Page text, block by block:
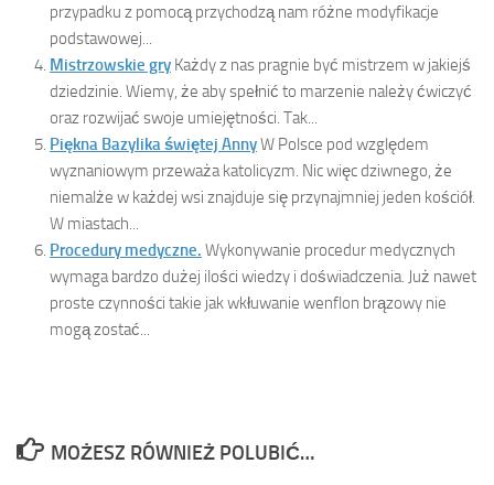
przypadku z pomocą przychodzą nam różne modyfikacje
podstawowej...
Mistrzowskie gry Każdy z nas pragnie być mistrzem w jakiejś
dziedzinie. Wiemy, że aby spełnić to marzenie należy ćwiczyć
oraz rozwijać swoje umiejętności. Tak...
Piękna Bazylika świętej AnnyW Polsce pod względem
wyznaniowym przeważa katolicyzm. Nic więc dziwnego, że
niemalże w każdej wsi znajduje się przynajmniej jeden kościół.
W miastach...
Procedury medyczne. Wykonywanie procedur medycznych
wymaga bardzo dużej ilości wiedzy i doświadczenia. Już nawet
proste czynności takie jak wkłuwanie wenflon brązowy nie
mogą zostać...
MOŻESZ RÓWNIEŻ POLUBIĆ…